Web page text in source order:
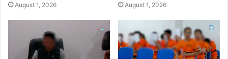
August 1, 2026 August 1, 2026